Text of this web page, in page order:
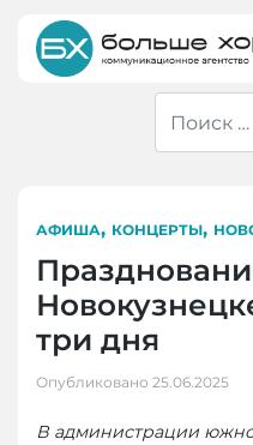
content
АФИША, КОНЦЕРТЫ,
три дня
Опубликовано 25.06.2025
В администрации